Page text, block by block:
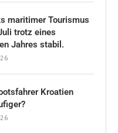
maritimer Tourismus
trotz eines
Jahres stabil.
Kroatien